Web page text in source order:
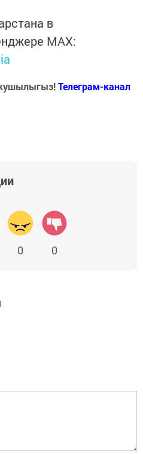
в
MАХ:
кушылыгыз!Телеграм-канал
0 0